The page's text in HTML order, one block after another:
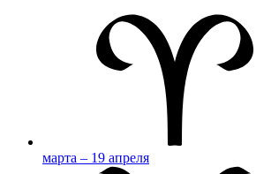
марта – 19 апреля